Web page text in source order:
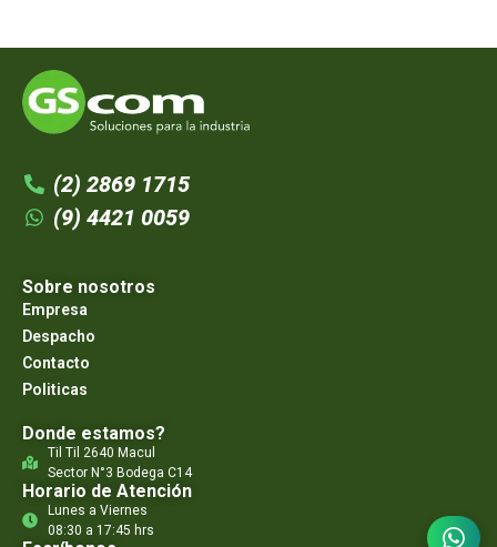
(2) 2869 1715
(9) 4421 0059
Sobre nosotros
Empresa
Despacho
Contacto
Politicas
Donde estamos?
Til Til 2640 Macul
Sector N°3 Bodega C14
Horario de Atención
Lunes a Viernes
08:30 a 17:45 hrs